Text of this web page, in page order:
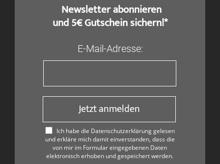
​ Newsletter abonnieren
und 5€ Gutschein sichern!*
E-Mail-Adresse:
Jetzt anmelden
Ich habe die Datenschutzerklärung gelesen
und erkläre mich damit einverstanden, dass die
von mir im Formular eingegebenen Daten
elektronisch erhoben und gespeichert werden.